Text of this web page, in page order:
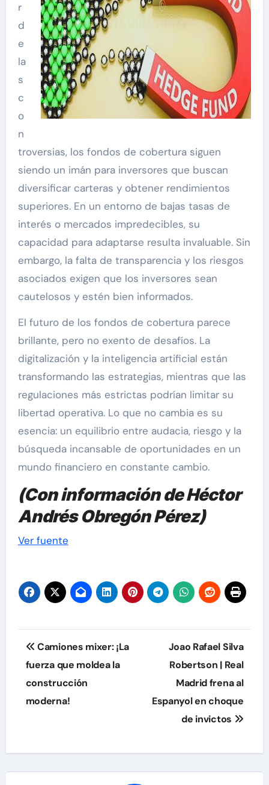
r
d
e
la
s
c
o
n
troversias, los fondos de cobertura siguen
siendo un imán para inversores que buscan
diversificar carteras y obtener rendimientos
superiores. En un entorno de bajas tasas de
interés o mercados impredecibles, su
capacidad para adaptarse resulta invaluable. Sin
embargo, la falta de transparencia y los riesgos
asociados exigen que los inversores sean
cautelosos y estén bien informados.
El futuro de los fondos de cobertura parece
brillante, pero no exento de desafíos. La
digitalización y la inteligencia artificial están
transformando las estrategias, mientras que las
regulaciones más estrictas podrían limitar su
libertad operativa. Lo que no cambia es su
esencia: un equilibrio entre audacia, riesgo y la
búsqueda incansable de oportunidades en un
mundo financiero en constante cambio.
(Con información de Héctor
Andrés Obregón Pérez)
Post
Ver fuente
Navegación
de
entradas
Camiones mixer: ¡La
fuerza que moldea la
construcción
moderna!
Joao Rafael Silva
Robertson | Real
Madrid frena al
Espanyol en choque
de invictos